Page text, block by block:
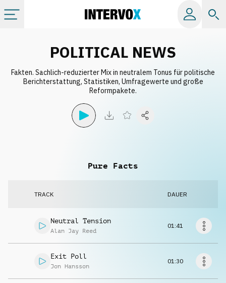
Alle Alben
Info
Musikanfrage
POLITICAL NEWS
Fakten. Sachlich-reduzierter Mix in neutralem Tonus für politische
Berichterstattung, Statistiken, Umfragewerte und große
Reformpakete.
Pure Facts
TRACK DAUER
Neutral Tension
Alan Jay Reed
01:41
Exit Poll
Jon Hansson
01:30